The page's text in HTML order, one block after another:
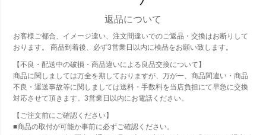
返品について
お客様ご都合、イメージ違い、注文間違いでのご返品・交換はお断りして
おります。 商品到着後、必ず3営業日以内に検品をお願い致します。
【不良・配送中の破損・商品違いによる良品交換について】
商品に関しましては万全を期しておりますが、万が一、商品間違い・商品
不良・運送事故等に関しましては送料・手数料を当店負担にて早急に交換
対応させて頂きます。3営業日以内にお電話ください。
【ご注文前にご確認ください】
■商品の取付が可能か事前に必ずご確認ください。